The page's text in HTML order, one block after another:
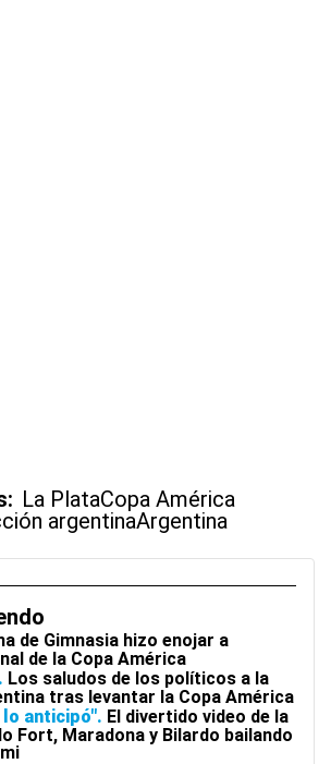
La PlataCopa América
argentinaArgentina
de Gimnasia hizo enojar a
de la Copa América
Los saludos de los políticos a la
tras levantar la Copa América
lo anticipó" El divertido video de la
Fort, Maradona y Bilardo bailando